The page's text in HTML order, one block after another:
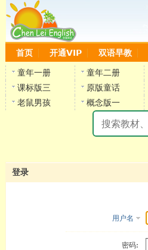
首页 开通VIP 双语早教
童年一册 童年二册
课标版三
原版童话
老鼠男孩
概念版一
登录
用户名
密码: